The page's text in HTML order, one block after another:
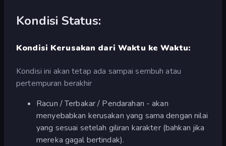
Kondisi Status:
Kondisi Kerusakan dari Waktu ke Waktu:
Kondisi ini akan tetap ada sampai sembuh atau
pertempuran berakhir
Racun / Terbakar / Pendarahan - akan
menyebabkan kerusakan yang sama dengan nilai
yang sesuai setelah giliran karakter (bahkan jika
mereka gagal bertindak).